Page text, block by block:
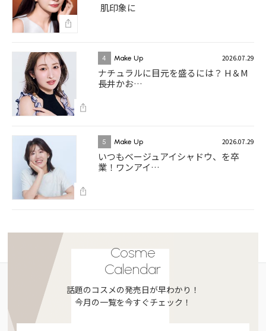
肌印象に
4 Make Up 2026.07.29
ナチュラルに目元を盛るには？ H＆M
長井かお…
5 Make Up 2026.07.29
いつもベージュアイシャドウ、を卒
業！ワンアイ…
Cosme
Calendar
話題のコスメの発売日が早わかり！
今月の一覧を今すぐチェック！